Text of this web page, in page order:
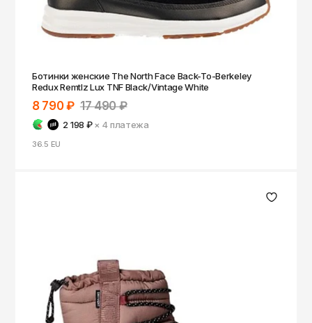
Ботинки женские The North Face Back-To-Berkeley
Redux Remtlz Lux TNF Black/Vintage White
8 790 ₽ 17 490 ₽
2 198 ₽ × 4платежа
36.5 EU